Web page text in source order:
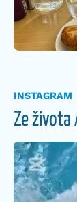
INSTAGRAM
Ze života